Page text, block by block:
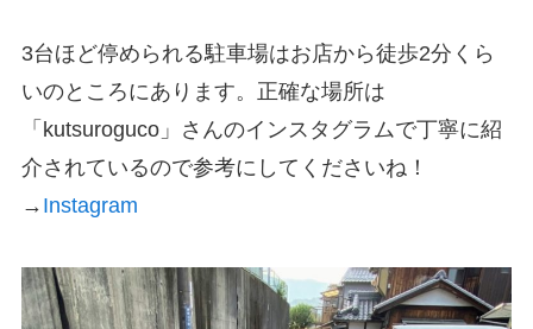
3台ほど停められる駐車場はお店から徒歩2分くら
いのところにあります。正確な場所は
「kutsuroguco」さんのインスタグラムで丁寧に紹
介されているので参考にしてくださいね！
→ Instagram